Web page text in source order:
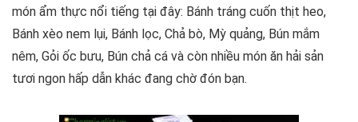
món ẩm thực nổi tiếng tại đây: Bánh tráng cuốn thịt heo,
Bánh xèo nem lụi, Bánh lọc, Chả bò, Mỳ quảng, Bún mắm
nêm, Gỏi ốc bưu, Bún chả cá và còn nhiều món ăn hải sản
tươi ngon hấp dẫn khác đang chờ đón bạn.